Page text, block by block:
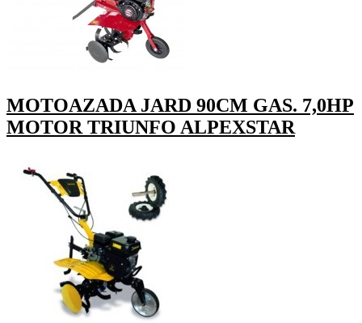
MOTOAZADA JARD 90CM GAS. 7,0HP
MOTOR TRIUNFO ALPEXSTAR